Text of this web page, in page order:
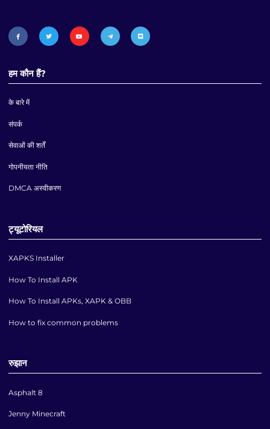
हम कौन हैं?
के बारे में
संपर्क
सेवाओं की शर्तें
गोपनीयता नीति
DMCA अस्वीकरण
ट्यूटोरियल
XAPKS Installer
How To Install APK
How To Install APKs, XAPK & OBB
How to fix common problems
रुझान
Asphalt 8
Jenny Minecraft